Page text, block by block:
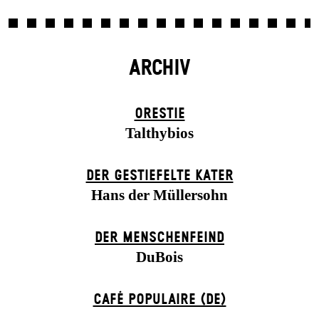
ARCHIV
ORESTIE
Talthybios
DER GESTIEFELTE KATER
Hans der Müllersohn
DER MENSCHENFEIND
DuBois
CAFÉ POPULAIRE (DE)